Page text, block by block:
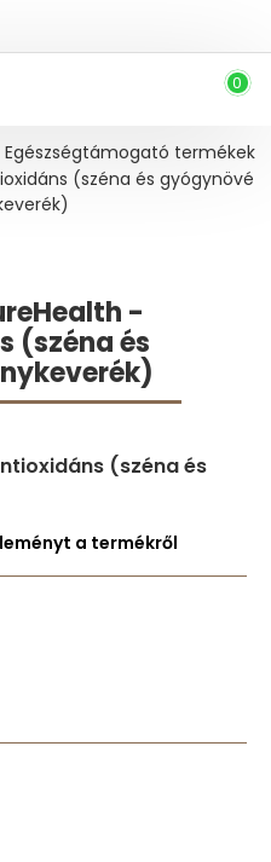
0
Egészségtámogató termékek
(széna és gyógynövé
-
(széna és
a termékről